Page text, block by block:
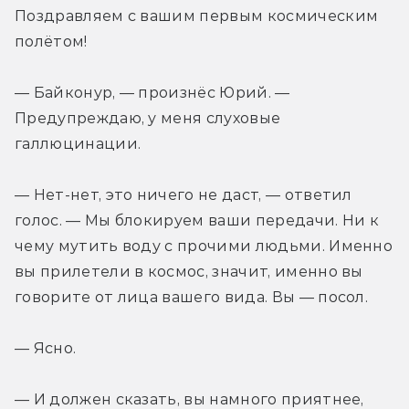
Поздравляем с вашим первым космическим
полётом!
— Байконур, — произнёс Юрий. —
Предупреждаю, у меня слуховые
галлюцинации.
— Нет-нет, это ничего не даст, — ответил
голос. — Мы блокируем ваши передачи. Ни к
чему мутить воду с прочими людьми. Именно
вы прилетели в космос, значит, именно вы
говорите от лица вашего вида. Вы — посол.
— Ясно.
— И должен сказать, вы намного приятнее,